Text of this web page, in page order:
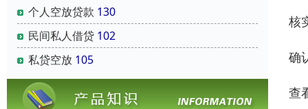
个人空放贷款 130
民间私人借贷 102
私贷空放 105
核
确
查